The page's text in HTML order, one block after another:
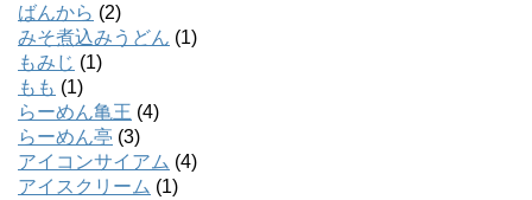
ばんから (2)
みそ煮込みうどん (1)
もみじ (1)
もも (1)
らーめん亀王 (4)
らーめん亭 (3)
アイコンサイアム (4)
アイスクリーム (1)